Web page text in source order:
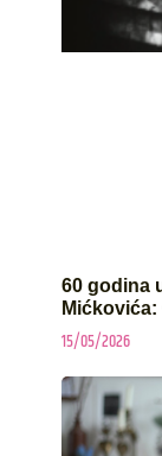
60 godina
15/05/2026